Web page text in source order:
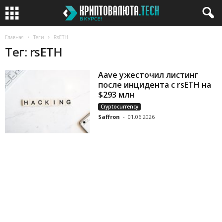
Главная Теги RsETH
Тег: rsETH
Aave ужесточил листинг
после инцидента с rsETH на
$293 млн
Cryptocurrency
Saffron - 01.06.2026